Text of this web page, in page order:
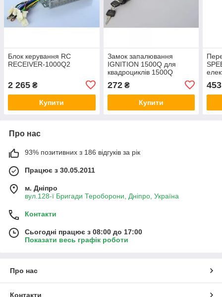
Блок керування RC
RECEIVER-1000Q2
2 265 ₴
Купити
Замок запалювання
IGNITION 1500Q для
квадроциклів 1500Q
272₴
Купити
453
Про нас
93% позитивних з 186 відгуків за рік
Працює з 30.05.2011
м. Дніпро
вул.128-ї Бригади Тероборони, Дніпро, Україна
Контакти
Сьогодні працює з 08:00 до 17:00
Показати весь графік роботи
Про нас
Контакти